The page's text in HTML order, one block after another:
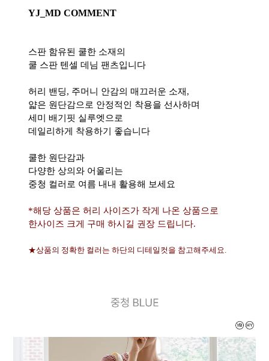
YJ_MD COMMENT
스판 함유된 쿨한 소재의
쿨 스판 텐셀 데님 팬츠입니다
허리 밴딩, 주머니 안감의 매끄러운 소재,
얇은 원단감으로 안정적인 착용을 선사하며
세미 배기핏 실루엣으로
데일리하게 착용하기 좋습니다
쿨한 원단감과
다양한 상의와 어울리는
중청 컬러로 여름 내내 활용해 보세요
*해당 상품은 허리 사이즈가 작게 나온 상품으로
한사이즈 크게 구매 하시길 권장 드립니다.
★상품의 정확한 컬러는 하단의 디테일컷을 참고해주세요.